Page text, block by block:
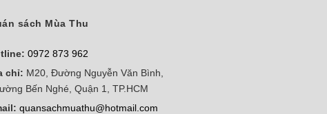
sách Mùa Thu
0972 873 962
chỉ: M20, Đường Nguyễn Văn Bình,
Bến Nghé, Quận 1, TP.HCM
quansachmuathu@hotmail.com